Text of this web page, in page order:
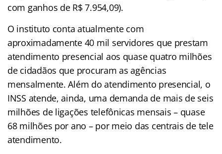
com ganhos de R$ 7.954,09).
O instituto conta atualmente com
aproximadamente 40 mil servidores que prestam
atendimento presencial aos quase quatro milhões
de cidadãos que procuram as agências
mensalmente. Além do atendimento presencial, o
INSS atende, ainda, uma demanda de mais de seis
milhões de ligações telefônicas mensais – quase
68 milhões por ano – por meio das centrais de tele
atendimento.